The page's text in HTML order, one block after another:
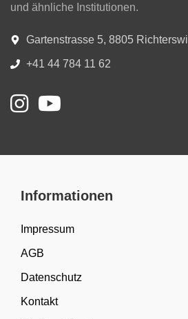
und ähnliche Institutionen.
Gartenstrasse 5, 8805 Richterswil
+41 44 784 11 62
Informationen
Impressum
AGB
Datenschutz
Kontakt